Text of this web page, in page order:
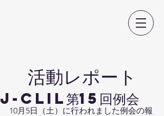
​活動レポート
J-CLIL第15回例会
10月5日（土）に行われました例会の報